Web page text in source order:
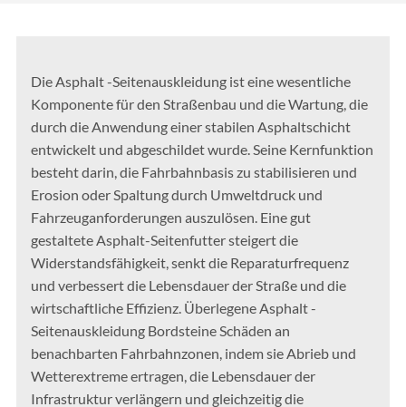
Die Asphalt -Seitenauskleidung ist eine wesentliche
Komponente für den Straßenbau und die Wartung, die
durch die Anwendung einer stabilen Asphaltschicht
entwickelt und abgeschildet wurde. Seine Kernfunktion
besteht darin, die Fahrbahnbasis zu stabilisieren und
Erosion oder Spaltung durch Umweltdruck und
Fahrzeuganforderungen auszulösen. Eine gut
gestaltete Asphalt-Seitenfutter steigert die
Widerstandsfähigkeit, senkt die Reparaturfrequenz
und verbessert die Lebensdauer der Straße und die
wirtschaftliche Effizienz. Überlegene Asphalt -
Seitenauskleidung Bordsteine ​​Schäden an
benachbarten Fahrbahnzonen, indem sie Abrieb und
Wetterextreme ertragen, die Lebensdauer der
Infrastruktur verlängern und gleichzeitig die